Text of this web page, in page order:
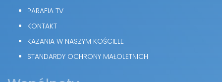
PARAFIA TV
KONTAKT
KAZANIA W NASZYM KOŚCIELE
STANDARDY OCHRONY MAŁOLETNICH